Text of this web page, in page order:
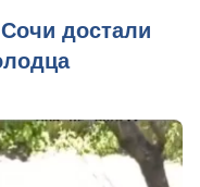
достали